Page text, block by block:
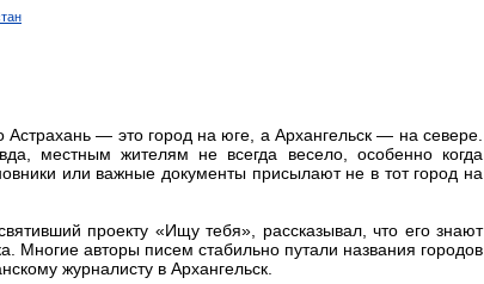
Астрахань — это город на юге, а Архангельск — на севере.
местным жителям не всегда весело, особенно когда
или важные документы присылают не в тот город на
проекту «Ищу тебя», рассказывал, что его знают
Многие авторы писем стабильно путали названия городов
журналисту в Архангельск.